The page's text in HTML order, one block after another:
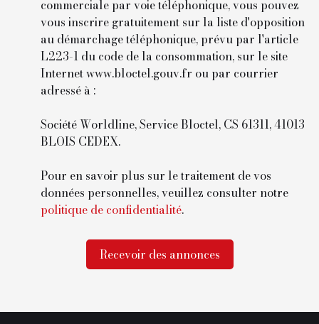
commerciale par voie téléphonique, vous pouvez
vous inscrire gratuitement sur la liste d'opposition
au démarchage téléphonique, prévu par l'article
L223-1 du code de la consommation, sur le site
Internet www.bloctel.gouv.fr ou par courrier
adressé à :
Société Worldline, Service Bloctel, CS 61311, 41013
BLOIS CEDEX.
Pour en savoir plus sur le traitement de vos
données personnelles, veuillez consulter notre
politique de confidentialité.
Recevoir des annonces